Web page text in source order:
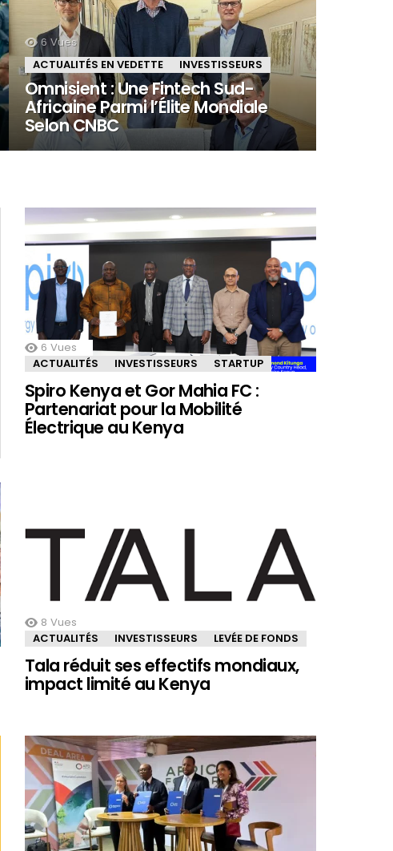
6 Vues
ACTUALITÉS EN VEDETTE
INVESTISSEURS
Omnisient : Une Fintech Sud-
Africaine Parmi l’Élite Mondiale
Selon CNBC
6 Vues
ACTUALITÉS
INVESTISSEURS STARTUP
Spiro Kenya et Gor Mahia FC :
Partenariat pour la Mobilité
Électrique au Kenya
8 Vues
ACTUALITÉS
INVESTISSEURS LEVÉE DE FONDS
Tala réduit ses effectifs mondiaux,
impact limité au Kenya